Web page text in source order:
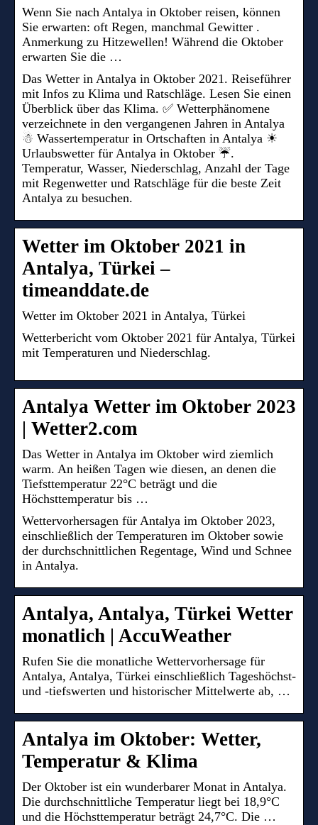
Wenn Sie nach Antalya in Oktober reisen, können
Sie erwarten: oft Regen, manchmal Gewitter .
Anmerkung zu Hitzewellen! Während die Oktober
erwarten Sie die …
Das Wetter in Antalya in Oktober 2021. Reiseführer
mit Infos zu Klima und Ratschläge. Lesen Sie einen
Überblick über das Klima. ✅ Wetterphänomene
verzeichnete in den vergangenen Jahren in Antalya
☃ Wassertemperatur in Ortschaften in Antalya ☀
Urlaubswetter für Antalya in Oktober ☔.
Temperatur, Wasser, Niederschlag, Anzahl der Tage
mit Regenwetter und Ratschläge für die beste Zeit
Antalya zu besuchen.
Wetter im Oktober 2021 in
Antalya, Türkei –
timeanddate.de
Wetter im Oktober 2021 in Antalya, Türkei
Wetterbericht vom Oktober 2021 für Antalya, Türkei
mit Temperaturen und Niederschlag.
Antalya Wetter im Oktober 2023
| Wetter2.com
Das Wetter in Antalya im Oktober wird ziemlich
warm. An heißen Tagen wie diesen, an denen die
Tiefsttemperatur 22°C beträgt und die
Höchsttemperatur bis …
Wettervorhersagen für Antalya im Oktober 2023,
einschließlich der Temperaturen im Oktober sowie
der durchschnittlichen Regentage, Wind und Schnee
in Antalya.
Antalya, Antalya, Türkei Wetter
monatlich | AccuWeather
Rufen Sie die monatliche Wettervorhersage für
Antalya, Antalya, Türkei einschließlich Tageshöchst-
und -tiefswerten und historischer Mittelwerte ab, …
Antalya im Oktober: Wetter,
Temperatur & Klima
Der Oktober ist ein wunderbarer Monat in Antalya.
Die durchschnittliche Temperatur liegt bei 18,9°C
und die Höchsttemperatur beträgt 24,7°C. Die …